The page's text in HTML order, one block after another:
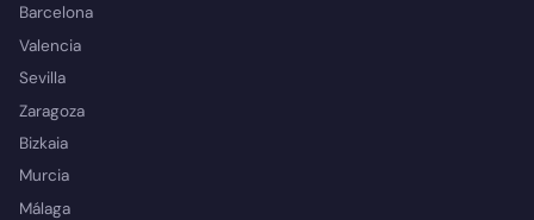
Barcelona
Valencia
Sevilla
Zaragoza
Bizkaia
Murcia
Málaga